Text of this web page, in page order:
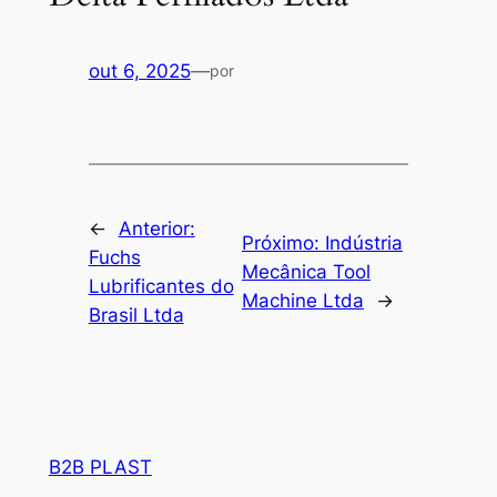
out 6, 2025—por
← Anterior:
Fuchs
Lubrificantes do
Brasil Ltda
Próximo: Indústria
Mecânica Tool
Machine Ltda
→
B2B PLAST